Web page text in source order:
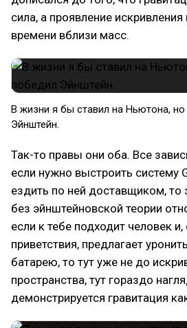
сила, а проявление искривления
времени вблизи масс.
В жизни я бы ставил на Ньютона, но
Эйнштейн.
Так-то правы они оба. Все
если нужно выстроить систему
ездить по ней доставщиком, то
без эйнштейновской теории
если к тебе подходит человек и,
приветствия, предлагает
батарею, то тут уже не до
пространства, тут гораздо
демонстрируется гравитация